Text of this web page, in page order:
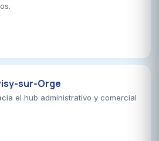
sur-Orge
el hub administrativo y comercial